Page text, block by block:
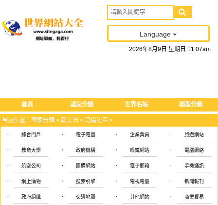
Language
2026年8月 9 日 星期日 11:07am
首頁 國家分類 世界名站 類型分類
当前位置： 國家分類 > 南美洲 > 哥倫比亞 >
· 綜合門戶 · 電子電器 · 企業黃頁 · 旅遊網站
· 教育大學 · 政府機構 · 眼鏡網站 · 電腦網絡
· 航空公司 · 團購網站 · 電子郵箱 · 手機通訊
· 網上購物 · 搜索引擎 · 電視電臺 · 新聞報刊
· 政府組織 · 交通地圖 · 其他網站 · 商業貿易